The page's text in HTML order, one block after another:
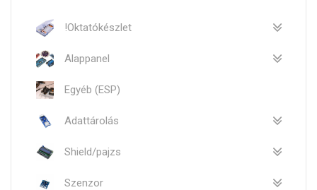
!Oktatókészlet
Alappanel
Egyéb (ESP)
Adattárolás
Shield/pajzs
Szenzor